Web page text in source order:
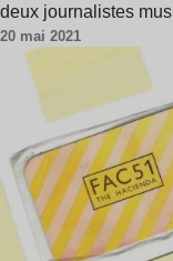
deux journalistes
20 mai 2021